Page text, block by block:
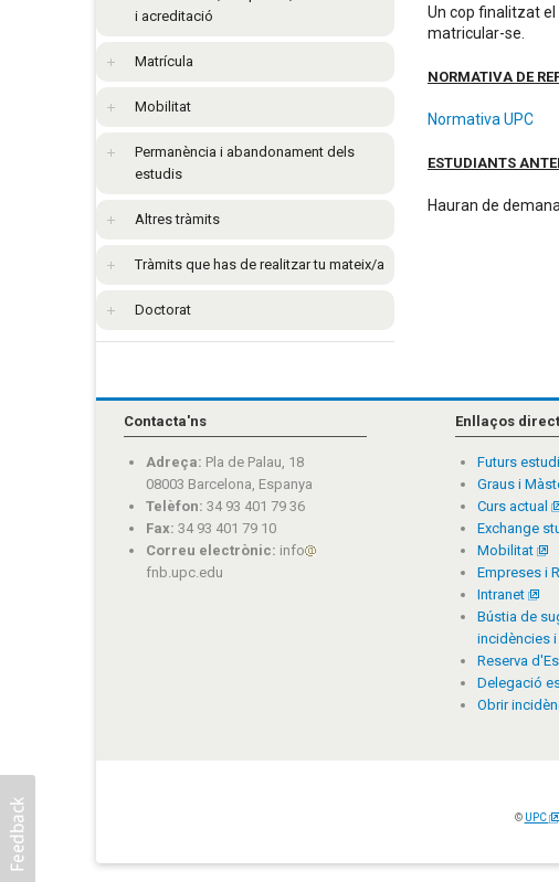
i acreditació
Matrícula
Mobilitat
Permanència i abandonament dels
estudis
Altres tràmits
Tràmits que has de realitzar tu mateix/a
Doctorat
Un cop finalitzat
matricular-se.
NORMATIVA DE
Normativa UPC
ESTUDIANTS
Hauran de
Contacta'ns
Adreça: Pla de Palau, 18
08003 Barcelona, Espanya
Telèfon: 34 93 401 79 36
Fax: 34 93 401 79 10
Correu electrònic: info
fnb.upc.edu
Enllaços
Futurs
Graus i
Curs actual
Exchange
Mobilitat
Empreses i
Intranet
Bústia de
incidències
Reserva
Delegació
Obrir
© UPC